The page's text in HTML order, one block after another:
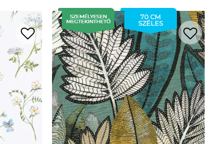
70 CM
SZÉLES